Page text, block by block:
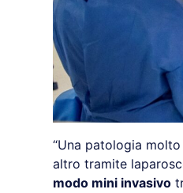
“Una patologia
altro tramite
modo mini invasivo